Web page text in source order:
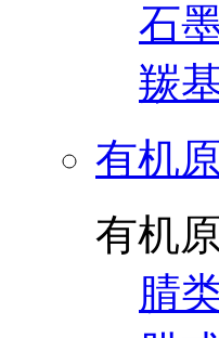
石
羰
有机
有机
腈